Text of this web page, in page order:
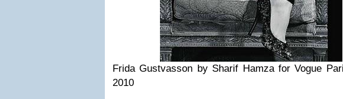
Frida Gustvasson by Sharif Hamza for Vogue
2010